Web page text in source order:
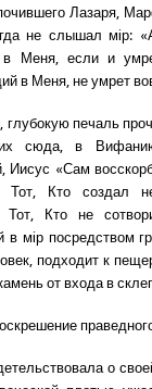
Лазаря,
не слышал мiр:
Меня, если и
в Меня, не умрет
глубокую печаль
сюда, в
Иисус «Сам
Тот, Кто создал
Тот, Кто не
мiр посредством
подходит к
от входа в
о